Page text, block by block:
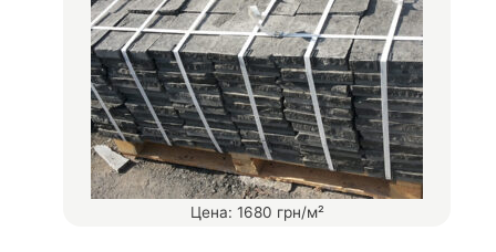
Цена: 1680 грн/м²